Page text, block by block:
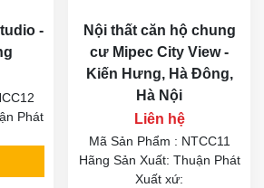
-
Phát
Nội thất căn hộ chung
cư Mipec City View -
Kiến Hưng, Hà Đông,
Hà Nội
Liên hệ
Mã Sản Phẩm : NTCC11
Hãng Sản Xuất: Thuận Phát
Xuất xứ: